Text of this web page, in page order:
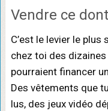
Vendre ce
C’est le levier le
chez toi des
pourraient financer
Des vêtements que
lus, des jeux vidéo